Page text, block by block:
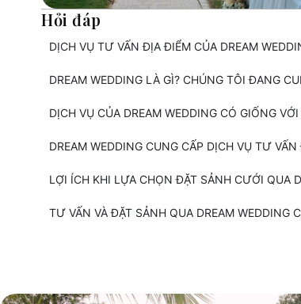
Hỏi đáp
DỊCH VỤ TƯ VẤN ĐỊA ĐIỂM CỦA DREAM
DREAM WEDDING LÀ GÌ? CHÚNG TÔI ĐANG
DỊCH VỤ CỦA DREAM WEDDING CÓ GIỐNG
DREAM WEDDING CUNG CẤP DỊCH VỤ TƯ
LỢI ÍCH KHI LỰA CHỌN ĐẶT SẢNH CƯỚI QUA
TƯ VẤN VÀ ĐẶT SẢNH QUA DREAM WEDDING